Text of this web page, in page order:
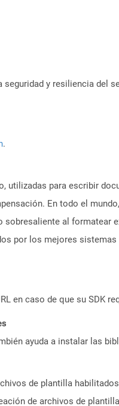
seguridad y resiliencia del
.
utilizadas para escribir
En todo el
al formatear
por los mejores
en caso de que su SDK
ayuda a instalar las
de plantilla
de archivos de